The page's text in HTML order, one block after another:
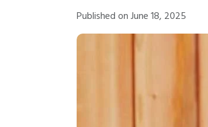
Published on June 18, 2025